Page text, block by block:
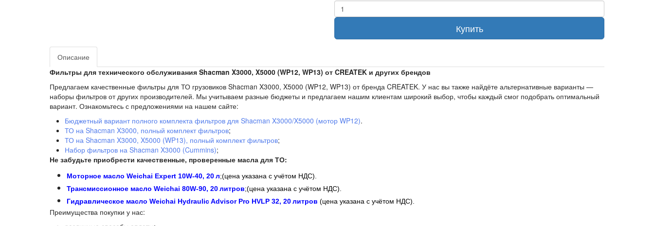
Купить
Описание
Фильтры для технического обслуживания Shacman X3000, X5000 (WP12, WP13) от CREATEK и других брендов
Предлагаем качественные фильтры для ТО грузовиков Shacman X3000, X5000 (WP12, WP13) от бренда CREATEK. У нас вы также найдёте альтернативные варианты —
наборы фильтров от других производителей. Мы учитываем разные бюджеты и предлагаем нашим клиентам широкий выбор, чтобы каждый смог подобрать оптимальный
вариант. Ознакомьтесь с предложениями на нашем сайте:
Бюджетный вариант полного комплекта фильтров для Shacman X3000/X5000 (мотор WP12).
ТО на Shacman X3000, полный комплект фильтров;
ТО на Shacman X3000, X5000 (WP13), полный комплект фильтров;
Набор фильтров на Shacman X3000 (Cummins);
Не забудьте приобрести качественные, проверенные масла для ТО:
Моторное масло Weichai Expert 10W‑40, 20 л;(цена указана с учётом НДС).
Трансмиссионное масло Weichai 80W‑90, 20 литров;(цена указана с учётом НДС).
Гидравлическое масло Weichai Hydraulic Advisor Pro HVLP 32, 20 литров (цена указана с учётом НДС).
Преимущества покупки у нас: